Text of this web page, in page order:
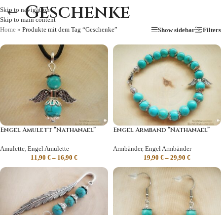
Skip to navigation
Skip to main content
Geschenke
Home » Produkte mit dem Tag “Geschenke” Show sidebar Filters
Engel Amulett “Nathanael”
Amulette, Engel Amulette
11,90 € – 16,90 €
Engel Armband “Nathanael”
Armbänder, Engel Armbänder
19,90 € – 29,90 €